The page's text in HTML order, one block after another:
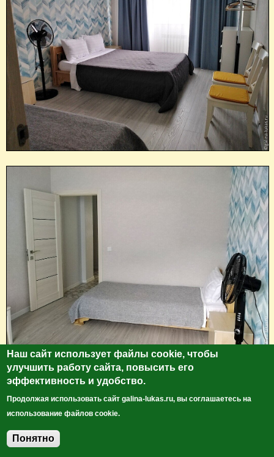
Наш сайт использует файлы cookie, чтобы
улучшить работу сайта, повысить его
эффективность и удобство.
Продолжая использовать сайт galina-lukas.ru, вы соглашаетесь на
использование файлов cookie.
Понятно